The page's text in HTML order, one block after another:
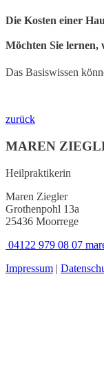
Die Kosten einer
Möchten Sie lernen,
Das Basiswissen
zurück
MAREN
Heilpraktikerin
Maren Ziegler
Grothenpohl 13a
25436 Moorrege
04122 979 08 07
Impressum |